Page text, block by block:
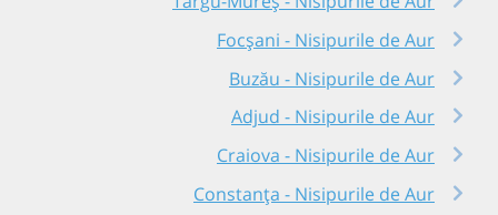
Focșani - Nisipurile de Aur
Buzău - Nisipurile de Aur
Adjud - Nisipurile de Aur
Craiova - Nisipurile de Aur
Constanța - Nisipurile de Aur